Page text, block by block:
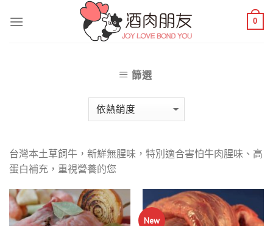
0
篩選
台灣本土草飼牛，新鮮無腥味，特別適合害怕牛肉腥味、高
蛋白補充，重視營養的您
New